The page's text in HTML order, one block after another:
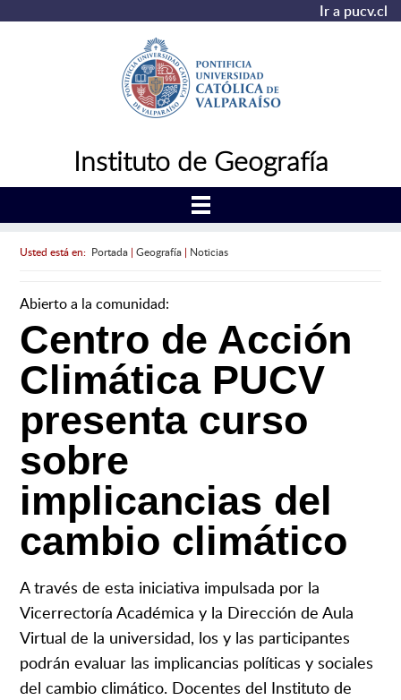
Ir a pucv.cl
Instituto de Geografía
Usted está en: Portada| Geografía| Noticias
Abierto a la comunidad:
Centro de Acción
Climática PUCV
presenta curso
sobre
implicancias del
cambio climático
A través de esta iniciativa impulsada por la
Vicerrectoría Académica y la Dirección de Aula
Virtual de la universidad, los y las participantes
podrán evaluar las implicancias políticas y sociales
del cambio climático. Docentes del Instituto de